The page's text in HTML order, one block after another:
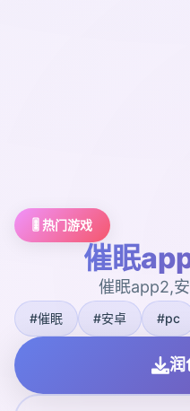
🎚️ 热门游戏
催眠
催眠app2,
#催眠 #安卓 #pc
润